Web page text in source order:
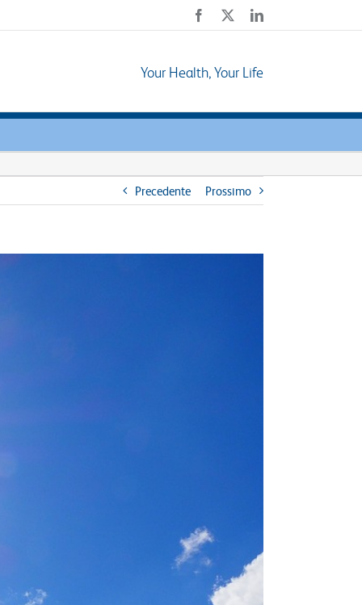
Facebook LinkedIn
Your Health, Your Life
Precedente Prossimo